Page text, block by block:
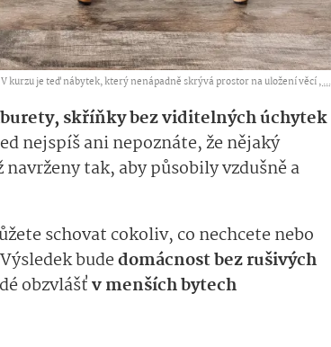
V kurzu je teď nábytek, který nenápadně skrývá prostor na uložení věcí ,...
skříňky bez viditelných úchytek
nejspíš ani nepoznáte, že nějaký
tak, aby působily vzdušně a
schovat cokoliv, co nechcete nebo
budedomácnost bez rušivých
obzvlášťv menších bytech